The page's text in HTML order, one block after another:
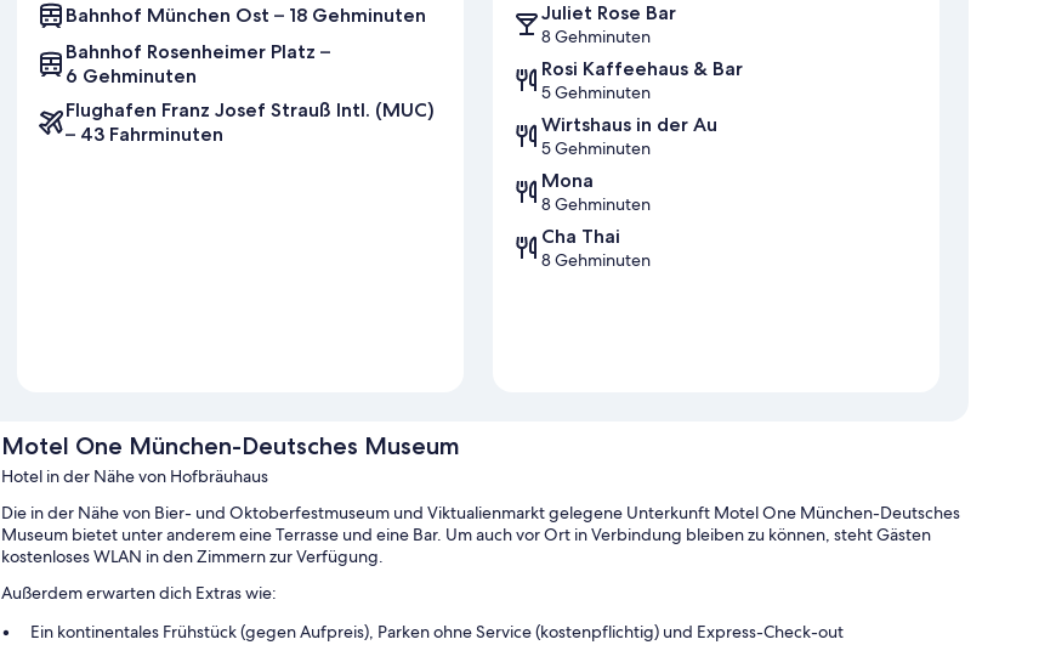
Bahnhof München Ost – 18 Gehminuten
Bahnhof Rosenheimer Platz –
6 Gehminuten
Flughafen Franz Josef Strauß Intl. (MUC)
– 43 Fahrminuten
Juliet Rose Bar
8 Gehminuten
Rosi Kaffeehaus & Bar
5 Gehminuten
Wirtshaus in der Au
5 Gehminuten
Mona
8 Gehminuten
Cha Thai
8 Gehminuten
Motel One München-Deutsches Museum
Hotel in der Nähe von Hofbräuhaus
Die in der Nähe von Bier- und Oktoberfestmuseum und Viktualienmarkt gelegene Unterkunft Motel One München-Deutsches
Museum bietet unter anderem eine Terrasse und eine Bar. Um auch vor Ort in Verbindung bleiben zu können, steht Gästen
kostenloses WLAN in den Zimmern zur Verfügung.
Außerdem erwarten dich Extras wie:
Ein kontinentales Frühstück (gegen Aufpreis), Parken ohne Service (kostenpflichtig) und Express-Check-out